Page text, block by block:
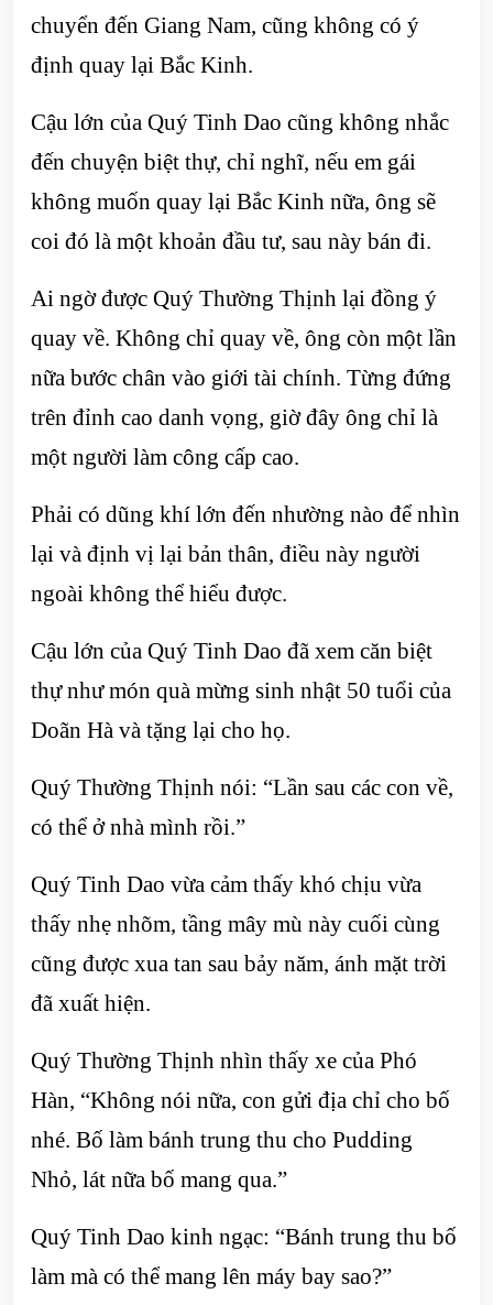
chuyển đến Giang Nam, cũng không có ý
định quay lại Bắc Kinh.
Cậu lớn của Quý Tinh Dao cũng không nhắc
đến chuyện biệt thự, chỉ nghĩ, nếu em gái
không muốn quay lại Bắc Kinh nữa, ông sẽ
coi đó là một khoản đầu tư, sau này bán đi.
Ai ngờ được Quý Thường Thịnh lại đồng ý
quay về. Không chỉ quay về, ông còn một lần
nữa bước chân vào giới tài chính. Từng đứng
trên đỉnh cao danh vọng, giờ đây ông chỉ là
một người làm công cấp cao.
Phải có dũng khí lớn đến nhường nào để nhìn
lại và định vị lại bản thân, điều này người
ngoài không thể hiểu được.
Cậu lớn của Quý Tinh Dao đã xem căn biệt
thự như món quà mừng sinh nhật 50 tuổi của
Doãn Hà và tặng lại cho họ.
Quý Thường Thịnh nói: “Lần sau các con về,
có thể ở nhà mình rồi.”
Quý Tinh Dao vừa cảm thấy khó chịu vừa
thấy nhẹ nhõm, tầng mây mù này cuối cùng
cũng được xua tan sau bảy năm, ánh mặt trời
đã xuất hiện.
Quý Thường Thịnh nhìn thấy xe của Phó
Hàn, “Không nói nữa, con gửi địa chỉ cho bố
nhé. Bố làm bánh trung thu cho Pudding
Nhỏ, lát nữa bố mang qua.”
Quý Tinh Dao kinh ngạc: “Bánh trung thu bố
làm mà có thể mang lên máy bay sao?”